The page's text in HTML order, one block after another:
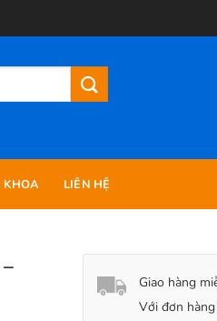
KHOA LIÊN HỆ
Giao hàng
Với đơn